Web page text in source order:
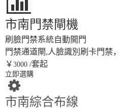
市南門禁閘機
刷臉門禁系統自動開門
門禁通道閘,人臉識別刷卡門禁
￥ 3000 /套起
立即選購
市南綜合布線